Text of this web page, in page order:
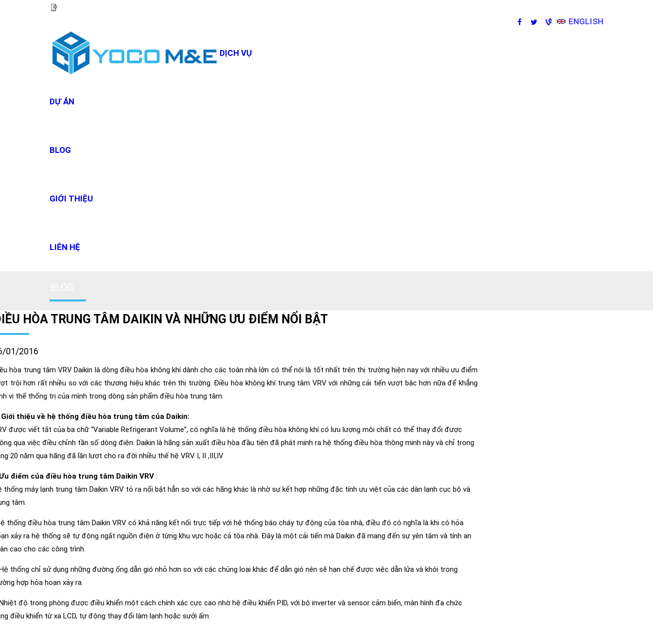
ENGLISH
DỊCH VỤ
DỰ ÁN
BLOG
GIỚI THIỆU
LIÊN HỆ
HÒA TRUNG TÂM DAIKIN VÀ NHỮNG ƯU ĐIỂM NỔI BẬT
01/2016
hòa trung tâm VRV Daikin là dòng điều hòa không khí dành cho các toàn nhà lớn có thể nói là tốt nhất trên thị trường hiện nay với nhiều ưu điểm
trội hơn rất nhiều so với các thương hiệu khác trên thị trường. Điều hòa không khí trung tâm VRV với những cải tiến vượt bậc hơn nữa để khẳng
vị thế thống trị của mình trong dòng sản phẩm điều hòa trung tâm.
Giới thiệu về hệ thống điều hòa trung tâm của Daikin:
được viết tắt của ba chữ “Variable Refrigerant Volume”, có nghĩa là hệ thống điều hòa không khí có lưu lượng môi chất có thể thay đổi được
qua việc điều chỉnh tần số dòng điện. Daikin là hãng sản xuất điều hòa đầu tiên đã phát minh ra hệ thống điều hòa thông minh này và chỉ trong
20 năm qua hãng đã lần lượt cho ra đời nhiều thế hệ VRV I, II ,III,IV
điểm của điều hòa trung tâm Daikin VRV :
thống máy lạnh trung tâm Daikin VRV tỏ ra nổi bật hẳn so với các hãng khác là nhờ sự kết hợp những đặc tính ưu việt của các dàn lạnh cục bộ và
tâm.
thống điều hòa trung tâm Daikin VRV có khả năng kết nối trực tiếp với hệ thống báo cháy tự động của tòa nhà, điều đó có nghĩa là khi có hỏa
xảy ra hệ thống sẽ tự động ngắt nguồn điện ở từng khu vực hoặc cả tòa nhà. Đây là một cải tiến mà Daikin đã mang đến sự yên tâm và tính an
cao cho các công trình.
thống chỉ sử dụng những đường ống dẫn gió nhỏ hơn so với các chủng loại khác để dẫn gió nên sẽ hạn chế được việc dẫn lửa và khói trong
hợp hỏa hoạn xảy ra.
độ trong phòng được điều khiển một cách chính xác cực cao nhờ hệ điều khiển PID, với bộ inverter và sensor cảm biến, màn hình đa chức
điều khiển từ xa LCD, tự động thay đổi làm lạnh hoặc sưởi ấm.